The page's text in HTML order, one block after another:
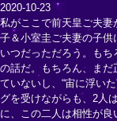
2020-10-23
私がここで前天皇ご夫
子＆小室圭ご夫妻の子
いつだっただろう。もち
の話だ。もちろん、まだ
ていないし、“宙に浮い
グを受けながらも、2人
に、この二人は相性が